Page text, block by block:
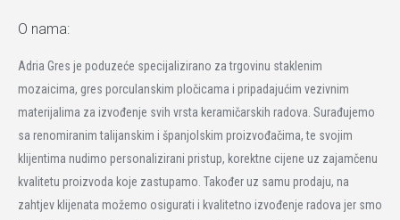
O nama:
Adria Gres je poduzeće specijalizirano za trgovinu staklenim
mozaicima, gres porculanskim pločicama i pripadajućim vezivnim
materijalima za izvođenje svih vrsta keramičarskih radova. Surađujemo
sa renomiranim talijanskim i španjolskim proizvođačima, te svojim
klijentima nudimo personalizirani pristup, korektne cijene uz zajamčenu
kvalitetu proizvoda koje zastupamo. Također uz samu prodaju, na
zahtjev klijenata možemo osigurati i kvalitetno izvođenje radova jer smo